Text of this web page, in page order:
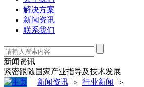
解决方案
新闻资讯
联系我们
新闻资讯
紧密跟随国家产业指导及技术发展
新闻资讯 > 行业新闻 >